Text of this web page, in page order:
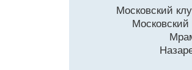
Московский